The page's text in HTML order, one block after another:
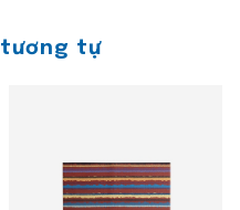
tương tự